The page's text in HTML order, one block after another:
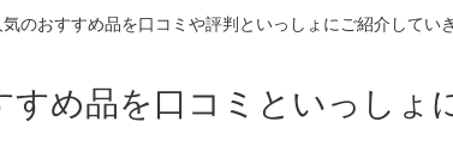
のおすすめ品を口コミや評判といっしょにご紹介してい
すめ品を口コミといっしょ